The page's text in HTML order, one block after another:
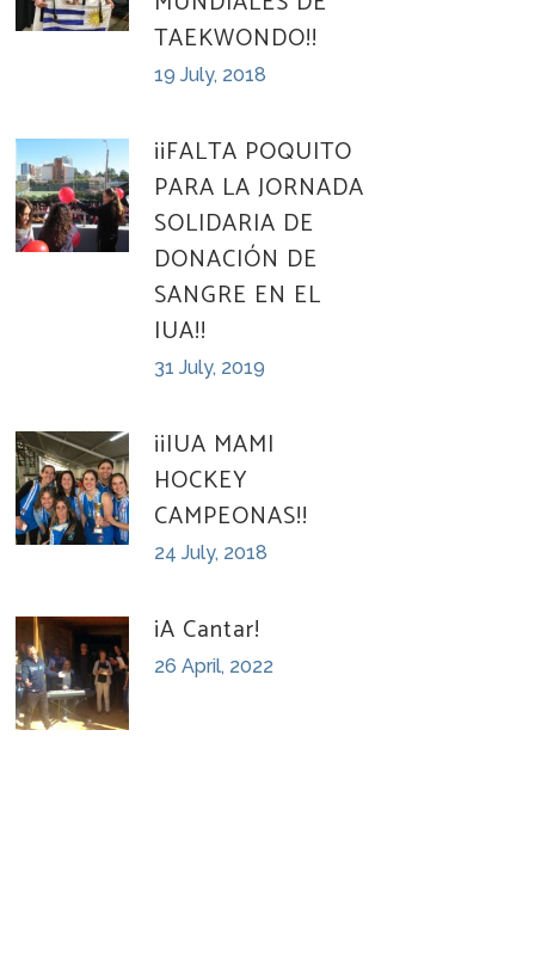
TAEKWONDO!!
19 July, 2018
¡¡FALTA POQUITO
PARA LA JORNADA
SOLIDARIA DE
DONACIÓN DE
SANGRE EN EL
IUA!!
31 July, 2019
¡¡IUA MAMI
HOCKEY
CAMPEONAS!!
24 July, 2018
¡A Cantar!
26 April, 2022